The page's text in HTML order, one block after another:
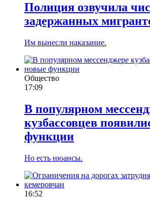
Полиция озвучила
задержанных
Им вынесли наказание.
Общество
17:09
В популярном
кузбассовцев
функции
Но есть нюансы.
16:52